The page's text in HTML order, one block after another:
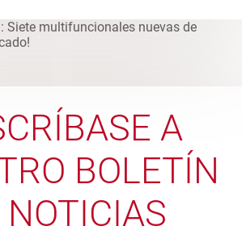
A
BOLETÍN
NOTICIAS